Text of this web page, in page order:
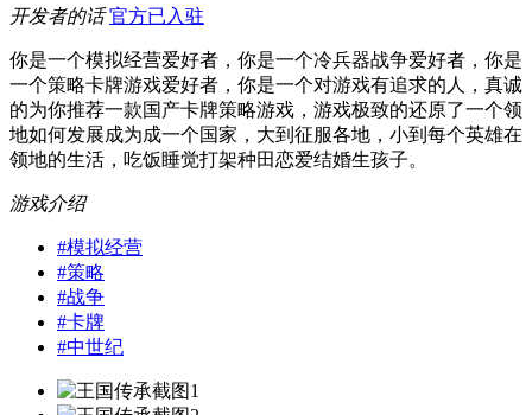
开发者的话 官方已入驻
你是一个模拟经营爱好者，你是一个冷兵器战争爱好者，你是
一个策略卡牌游戏爱好者，你是一个对游戏有追求的人，真诚
的为你推荐一款国产卡牌策略游戏，游戏极致的还原了一个领
地如何发展成为成一个国家，大到征服各地，小到每个英雄在
领地的生活，吃饭睡觉打架种田恋爱结婚生孩子。
游戏介绍
#模拟经营
#策略
#战争
#卡牌
#中世纪